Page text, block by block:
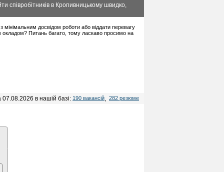
співробітників в Кропивницькому швидко,
з мінімальним досвідом роботи або віддати перевагу
окладом? Питань багато, тому ласкаво просимо на
07.08.2026 в нашій базі: 190 вакансій, 282 резюме